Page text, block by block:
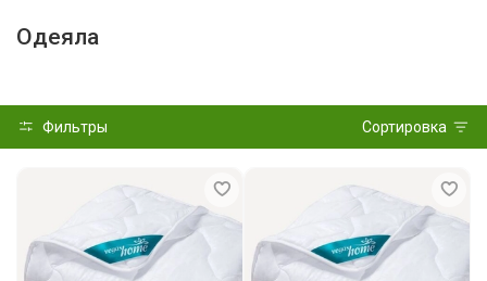
Одеяла
Фильтры Сортировка